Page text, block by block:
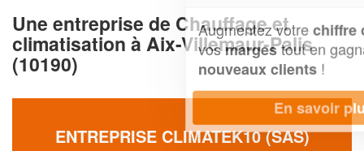
Une entreprise de Chauffage et
climatisation à Aix-Villemaur-Palis
(10190)
ENTREPRISE CLIMATEK10 (SAS)
Augmentez votrechiffre d'affaireset
vos margestout en gagnant de
nouveaux clients!
En savoir plus